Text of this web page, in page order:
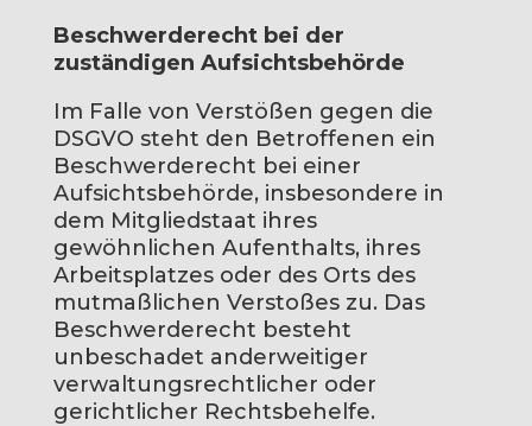
Beschwerderecht bei der
zuständigen Aufsichtsbehörde
Im Falle von Verstößen gegen die
DSGVO steht den Betroffenen ein
Beschwerderecht bei einer
Aufsichtsbehörde, insbesondere in
dem Mitgliedstaat ihres
gewöhnlichen Aufenthalts, ihres
Arbeitsplatzes oder des Orts des
mutmaßlichen Verstoßes zu. Das
Beschwerderecht besteht
unbeschadet anderweitiger
verwaltungsrechtlicher oder
gerichtlicher Rechtsbehelfe.